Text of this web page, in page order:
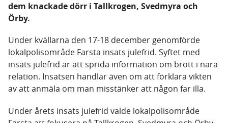
dem knackade dörr i Tallkrogen, Svedmyra och
Örby.
Under kvällarna den 17-18 december genomförde
lokalpolisområde Farsta insats julefrid. Syftet med
insats julefrid är att sprida information om brott i nära
relation. Insatsen handlar även om att förklara vikten
av att anmäla om man misstänker att någon far illa.
Under årets insats julefrid valde lokalpolisområde